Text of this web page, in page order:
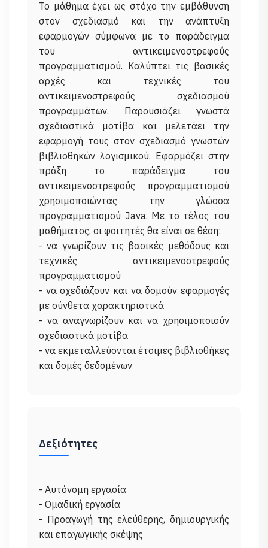
Το μάθημα έχει ως στόχο την εμβάθυνση
στον σχεδιασμό και την ανάπτυξη
εφαρμογών σύμφωνα με το παράδειγμα
του αντικειμενοστρεφούς
προγραμματισμού. Καλύπτει τις βασικές
αρχές και τεχνικές του
αντικειμενοστρεφούς σχεδιασμού
προγραμμάτων. Παρουσιάζει γνωστά
σχεδιαστικά μοτίβα και μελετάει την
εφαρμογή τους στον σχεδιασμό γνωστών
βιβλιοθηκών λογισμικού. Εφαρμόζει στην
πράξη το παράδειγμα του
αντικειμενοστρεφούς προγραμματισμού
χρησιμοποιώντας την γλώσσα
προγραμματισμού Java. Με το τέλος του
μαθήματος, οι φοιτητές θα είναι σε θέση:
- να γνωρίζουν τις βασικές μεθόδους και
τεχνικές αντικειμενοστρεφούς
προγραμματισμού
- να σχεδιάζουν και να δομούν εφαρμογές
με σύνθετα χαρακτηριστικά
- να αναγνωρίζουν και να χρησιμοποιούν
σχεδιαστικά μοτίβα
- να εκμεταλλεύονται έτοιμες βιβλιοθήκες
Δεξιότητες
- Αυτόνομη εργασία
- Ομαδική εργασία
- Προαγωγή της ελεύθερης, δημιουργικής